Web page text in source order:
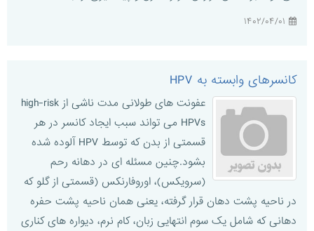
کانسرهای وابسته به HPV
عفونت های طولانی مدت ناشی از high-risk
HPVs می تواند سبب ایجاد کانسر در هر
قسمتی از بدن که توسط HPV آلوده شده
بشود.چنین مسئله ای در دهانه رحم
(سرویکس)، اوروفارنکس (قسمتی از گلو که
در ناحیه پشت دهان قرار گرفته، یعنی همان ناحیه پشت حفره
دهانی که شامل یک سوم انتهایی زبان، کام نرم، دیواره های کناری